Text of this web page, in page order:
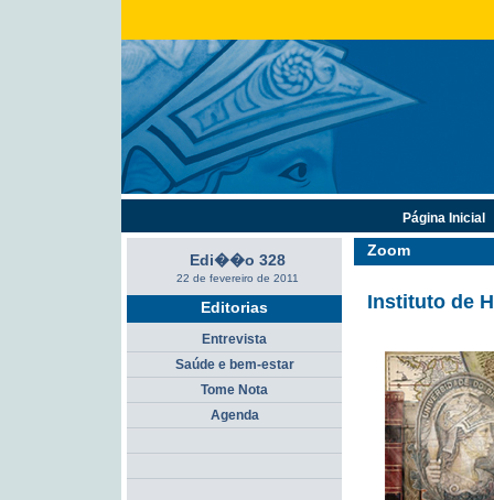
Zoom
Instituto de
Edi��o 328
22 de fevereiro de 2011
Editorias
Entrevista
Saúde e bem-estar
Tome Nota
Agenda
Página Inicial